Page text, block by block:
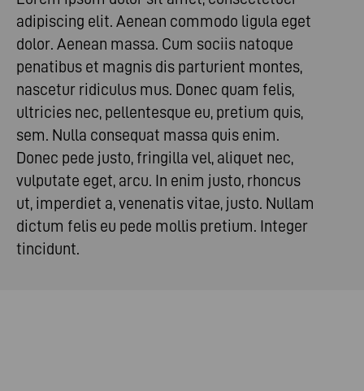
adipiscing elit. Aenean commodo ligula eget
dolor. Aenean massa. Cum sociis natoque
penatibus et magnis dis parturient montes,
nascetur ridiculus mus. Donec quam felis,
ultricies nec, pellentesque eu, pretium quis,
sem. Nulla consequat massa quis enim.
Donec pede justo, fringilla vel, aliquet nec,
vulputate eget, arcu. In enim justo, rhoncus
ut, imperdiet a, venenatis vitae, justo. Nullam
dictum felis eu pede mollis pretium. Integer
tincidunt.